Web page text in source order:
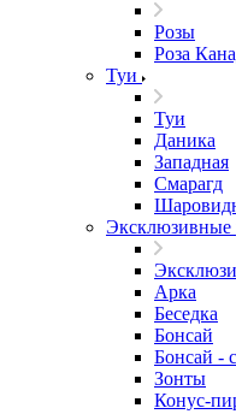
Розы
Роза
Туи
Туи
Даника
Западная
Смарагд
Эксклюзивные
Арка
Беседка
Бонсай
Бонсай -
Зонты
Конус-